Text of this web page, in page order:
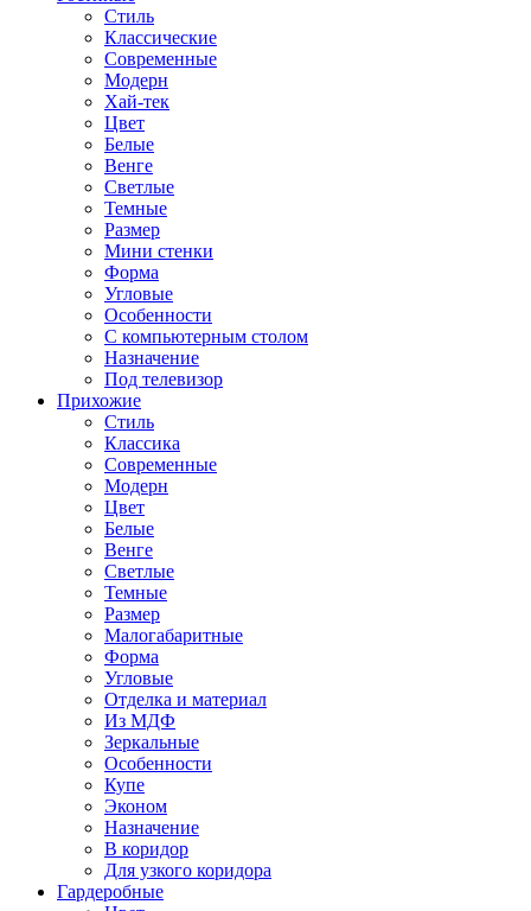
Стиль
Классические
Современные
Модерн
Хай-тек
Цвет
Белые
Венге
Светлые
Темные
Размер
Мини стенки
Форма
Угловые
Особенности
С компьютерным столом
Назначение
Под телевизор
Прихожие
Стиль
Классика
Современные
Модерн
Цвет
Белые
Венге
Светлые
Темные
Размер
Малогабаритные
Форма
Угловые
Отделка и материал
Из МДФ
Зеркальные
Особенности
Купе
Эконом
Назначение
В коридор
Для узкого коридора
Гардеробные